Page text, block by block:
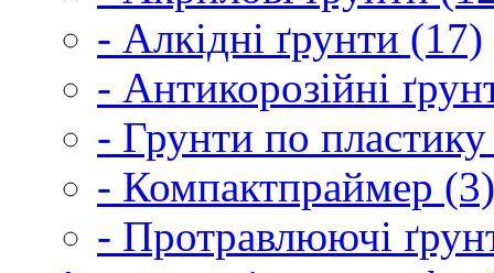
- Алкідні ґрунти (17)
- Антикорозійні
- Грунти по
- Компактпраймер (3)
- Протравлюючі